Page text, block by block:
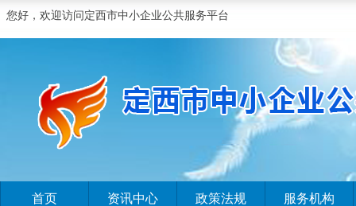
您好，欢迎访问定西市中小企业公共服务平台
首页 资讯中心 政策法规 服务机构